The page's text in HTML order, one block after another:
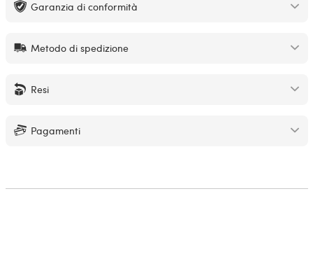
Garanzia di conformità
Metodo di spedizione
Resi
Pagamenti